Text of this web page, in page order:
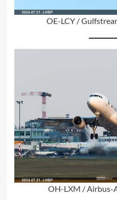
OE-LCY /
OH-LXM / Airbus-